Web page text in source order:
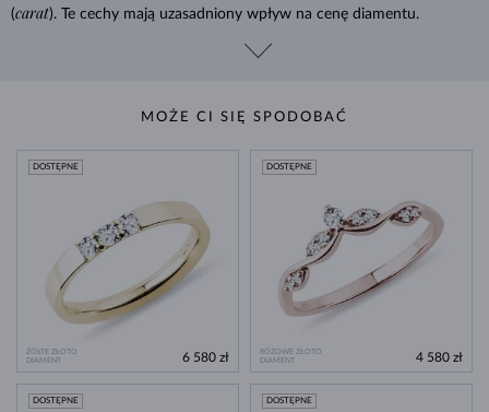
(carat). Te cechy mają uzasadniony wpływ na cenę diamentu.
MOŻE CI SIĘ SPODOBAĆ
ŻÓŁTE ZŁOTO
DIAMENT
DOSTĘPNE
6 580 zł
RÓŻOWE ZŁOTO
DIAMENT
DOSTĘPNE
4 580 zł
DOSTĘPNE DOSTĘPNE